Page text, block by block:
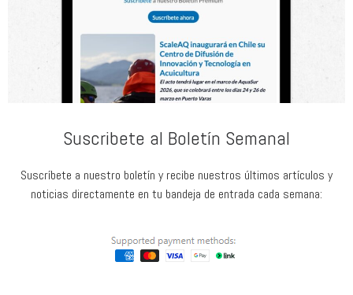
Suscribete al Boletín Semanal
Suscríbete a nuestro boletín y recibe nuestros últimos artículos y
noticias directamente en tu bandeja de entrada cada semana: